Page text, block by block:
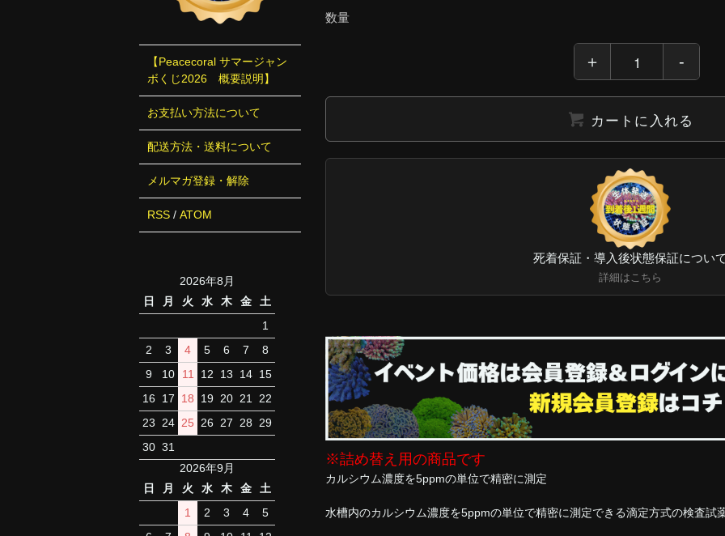
数量
カートに入れる
死着保証・導入後状態保証につい
詳細はこちら
※詰め替え用の商品です
カルシウム濃度を5ppmの単位で精密に測定
水槽内のカルシウム濃度を5ppmの単位で精密に測定できる滴定方式の検査試
【Peacecoral サマージャン
ボくじ2026 概要説明】
お支払い方法について
配送方法・送料について
メルマガ登録・解除
RSS / ATOM
2026年8月
日
月 火 水 木 金
土
1
2
3 4 5 6 7
8
9
10 11 12 13 14 15
16
17 18 19 20 21
22
23
24 25 26 27 28
29
30 31
2026年9月
日
月 火 水 木 金
土
1
2 3 4
5